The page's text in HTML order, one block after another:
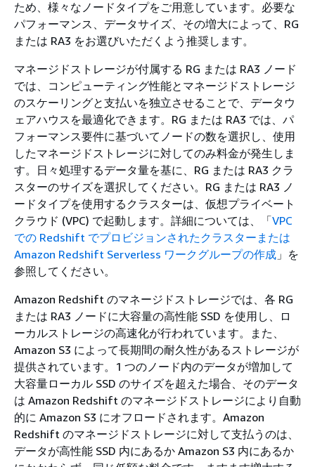
ため、様々なノードタイプをご用意しています。必要な
パフォーマンス、データサイズ、その増大によって、RG
または RA3 をお選びいただくよう推奨します。
マネージドストレージが付属する RG または RA3 ノード
では、コンピューティング性能とマネージドストレージ
のスケーリングと支払いを独立させることで、データウ
ェアハウスを最適化できます。RG または RA3 では、パ
フォーマンス要件に基づいてノードの数を選択し、使用
したマネージドストレージに対してのみ料金が発生しま
す。日々処理するデータ量を基に、RG または RA3 クラ
スターのサイズを選択してください。RG または RA3 ノ
ードタイプを使用するクラスターは、仮想プライベート
クラウド (VPC) で起動します。詳細については、「VPC
での Redshift でプロビジョンされたクラスターまたは
Amazon Redshift Serverless ワークグループの作成 」を
参照してください。
Amazon Redshift のマネージドストレージでは、各 RG
または RA3 ノードに大容量の高性能 SSD を使用し、ロ
ーカルストレージの高速化が行われています。また、
Amazon S3 によって長期間の耐久性があるストレージが
提供されています。1 つのノード内のデータが増加して
大容量ローカル SSD のサイズを超えた場合、そのデータ
は Amazon Redshift のマネージドストレージにより自動
的に Amazon S3 にオフロードされます。Amazon
Redshift のマネージドストレージに対して支払うのは、
データが高性能 SSD 内にあるか Amazon S3 内にあるか